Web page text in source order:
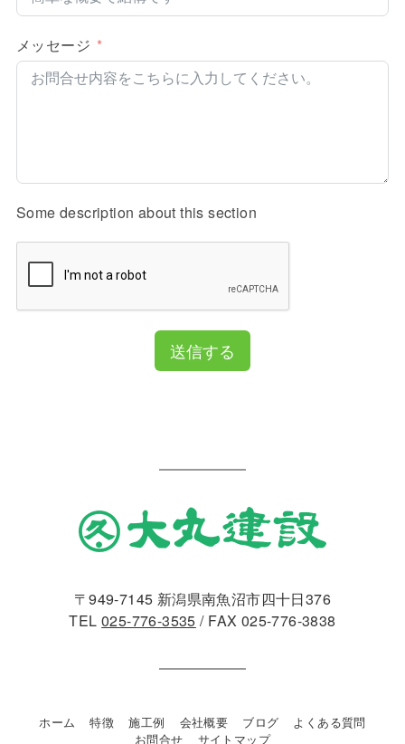
メッセージ
Some description about this section
送信する
〒949-7145 新潟県南魚沼市四十日376
TEL025-776-3535 / FAX 025-776-3838
ホーム 特徴 施工例 会社概要 ブログ
よくある質問
お問合せ
サイトマップ